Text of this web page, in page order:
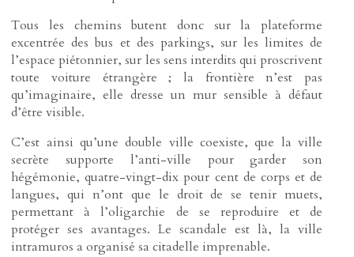
Tous les chemins butent donc sur la plateforme
excentrée des bus et des parkings, sur les limites de
l’espace piétonnier, sur les sens interdits qui proscrivent
toute voiture étrangère ; la frontière n’est pas
qu’imaginaire, elle dresse un mur sensible à défaut
d’être visible.
C’est ainsi qu’une double ville coexiste, que la ville
secrète supporte l’anti-ville pour garder son
hégémonie, quatre-vingt-dix pour cent de corps et de
langues, qui n’ont que le droit de se tenir muets,
permettant à l’oligarchie de se reproduire et de
protéger ses avantages. Le scandale est là, la ville
intramuros a organisé sa citadelle imprenable.